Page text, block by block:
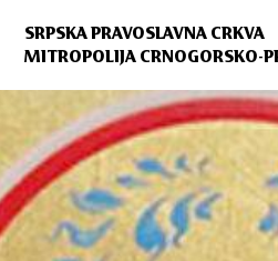
SRPSKA PRAVOSLAVNA CRKVA
MITROPOLIJA CRNOGORSKO-